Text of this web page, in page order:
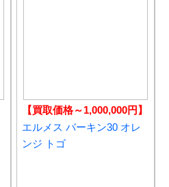
【買取価格～1,000,000円】
エルメス バーキン30 オレ
ンジ トゴ